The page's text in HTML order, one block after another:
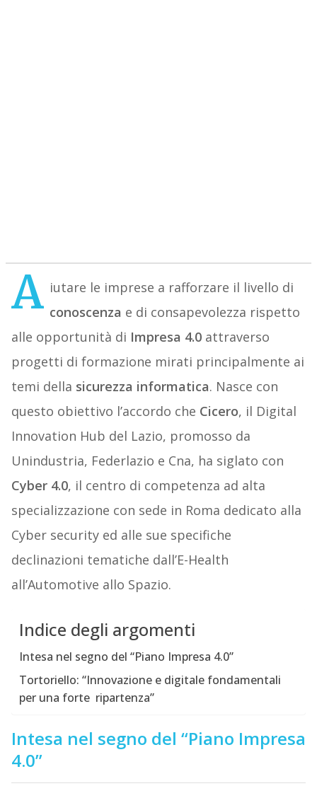
A iutare le imprese a rafforzare il livello di
conoscenza e di consapevolezza rispetto
alle opportunità di Impresa 4.0 attraverso
progetti di formazione mirati principalmente ai
temi della sicurezza informatica. Nasce con
questo obiettivo l’accordo che Cicero, il Digital
Innovation Hub del Lazio, promosso da
Unindustria, Federlazio e Cna, ha siglato con
Cyber 4.0, il centro di competenza ad alta
specializzazione con sede in Roma dedicato alla
Cyber security ed alle sue specifiche
declinazioni tematiche dall’E-Health
all’Automotive allo Spazio.
Indice degli argomenti
Intesa nel segno del “Piano Impresa 4.0”
Tortoriello: “Innovazione e digitale fondamentali
per una forte ripartenza”
Intesa nel segno del “Piano Impresa
4.0”